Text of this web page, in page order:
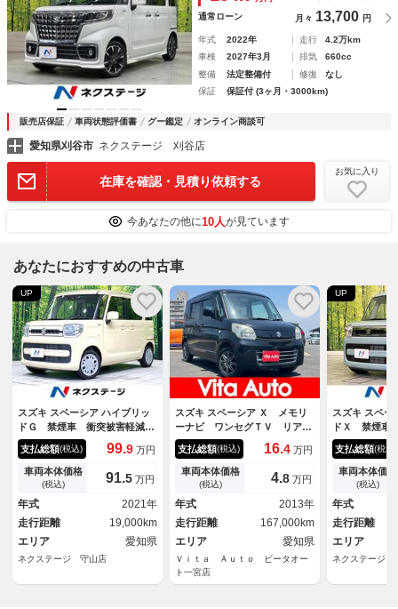
通常ローン 月々 13,700 円
年式 2022年 走行
4.2万km
車検
2027年3月 排気
660cc
整備
法定整備付 修復
なし
保証
保証付 (3ヶ月・3000km)
販売店保証 車両状態評価書 グー鑑定 オンライン商談可
愛知県刈谷市 ネクステージ 刈谷店
在庫を確認・見積り依頼する
お気に入り
今あなたの他に10人が見ています
あなたにおすすめの中古車
UP
スズキ スペーシア ハイブリッ
ドＧ 禁煙車 衝突被害軽減シ
ステム コーナーセンサー ス
マートキー ＥＴＣ 車線逸脱
警報 オートライト オートエ
アコン ドライブレコーダー
ファブリックシート アームレ
スト 電動格納ミラー
支払総額(税込) 99.9 万円
車両本体価格
(税込) 91.5 万円
年式
2021年
走行距離
19,000km
エリア
愛知県
ネクステージ 守山店
スズキ スペーシア Ｘ メモリ
ーナビ ワンセグＴＶ リアカ
メラ スマートキー ＨＩＤヘ
ッドライト 片側パワスラ 社
外１４インチアルミ ＥＴＣ
支払総額(税込) 16.4 万円
車両本体価格
(税込) 4.8 万円
年式
2013年
走行距離
167,000km
エリア
愛知県
Ｖｉｔａ Ａｕｔｏ ビータオー
ト一宮店
UP
スズキ スペー
ドＸ 禁煙車
クカメラ 両
スズキセーフ
ートヒータ
コ コーナー
トキー ＬＥ
脱警報 オー
支払総額(税込)
車両本体価格
(税込)
年式
走行距離
エリア
ネクステージ